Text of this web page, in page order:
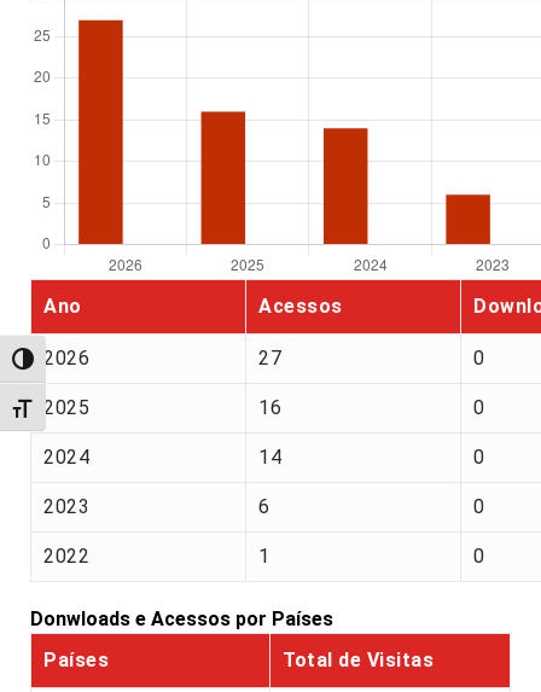
Alternar alto contraste
Alternar tamanho da fonte
Ano Acessos
2026 27 0
2025 16 0
2024 14 0
2023 6 0
2022 1 0
Donwloads e Acessos por Países
Países
Total de Visitas